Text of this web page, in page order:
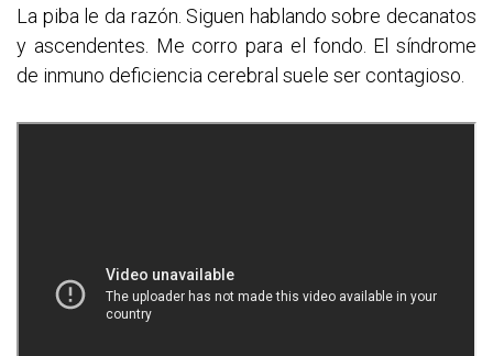
La piba le da razón. Siguen hablando sobre decanatos
y ascendentes. Me corro para el fondo. El síndrome
de inmuno deficiencia cerebral suele ser contagioso.